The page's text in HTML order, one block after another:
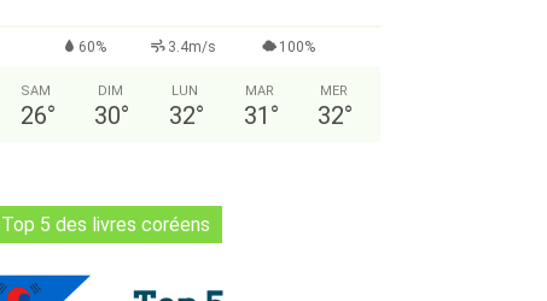
60% 3.4m/s 100%
SAM
26°
DIM
30°
LUN
32°
MAR
31 °
MER
32°
Top 5 des livres coréens